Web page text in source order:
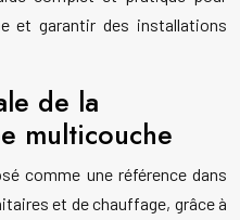
et garantir des installations
de la
multicouche
comme une référence dans
et de chauffage, grâce à